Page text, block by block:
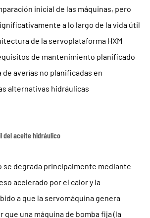
inicial de las máquinas, pero
a lo largo de la vida útil
de la servoplataforma HXM
de mantenimiento planificado
averías no planificadas en
alternativas hidráulicas
del aceite hidráulico
se degrada principalmente mediante
acelerado por el calor y la
a que la servomáquina genera
que una máquina de bomba fija (la